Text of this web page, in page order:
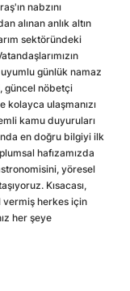
nabzını
alınan anlık altın
sektöründeki
günlük namaz
güncel nöbetçi
kolayca ulaşmanızı
kamu duyuruları
en doğru bilgiyi ilk
hafızamızda
yöresel
Kısacası,
vermiş herkes için
her şeye